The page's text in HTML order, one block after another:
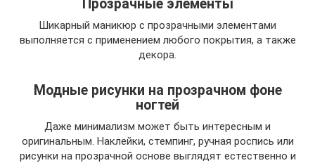
Прозрачные элементы
Шикарный маникюр с прозрачными элементами
выполняется с применением любого покрытия, а также
декора.
Модные рисунки на прозрачном фоне
ногтей
Даже минимализм может быть интересным и
оригинальным. Наклейки, стемпинг, ручная роспись или
рисунки на прозрачной основе выглядят естественно и